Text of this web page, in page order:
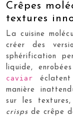
Crêpes
textures
La cuisine
créer des
sphérification
liquide,
caviar
manière
sur les
crisps de crêpe